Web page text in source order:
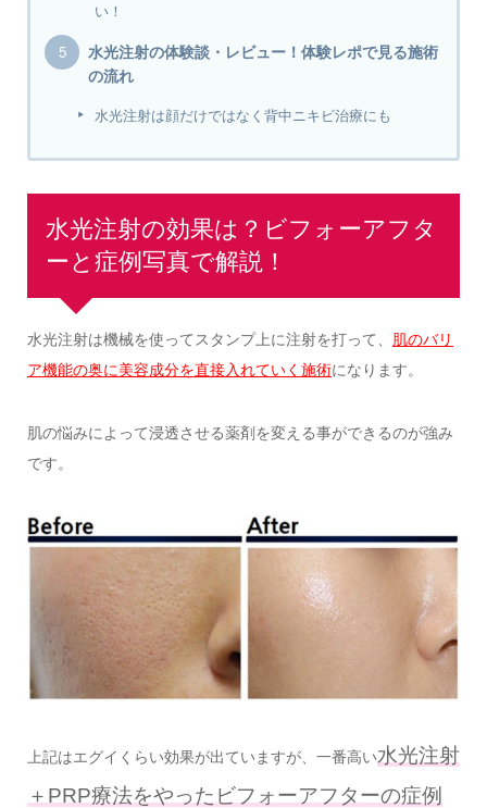
い！
水光注射の体験談・レビュー！体験レポで見る施術
の流れ
水光注射は顔だけではなく背中ニキビ治療にも
水光注射の効果は？ビフォーアフタ
ーと症例写真で解説！
水光注射は機械を使ってスタンプ上に注射を打って、 肌のバリ
ア機能の奥に美容成分を直接入れていく施術になります。
肌の悩みによって浸透させる薬剤を変える事ができるのが強み
です。
上記はエグイくらい効果が出ていますが、一番高い水光注射
＋PRP療法をやったビフォーアフターの症例